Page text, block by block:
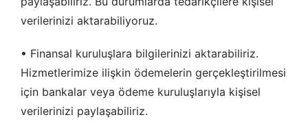
verilerinizi aktarabiliyoruz.
• Finansal kuruluşlara bilgilerinizi aktarabiliriz.
Hizmetlerimize ilişkin ödemelerin gerçekleştirilmesi
için bankalar veya ödeme kuruluşlarıyla kişisel
verilerinizi paylaşabiliriz.